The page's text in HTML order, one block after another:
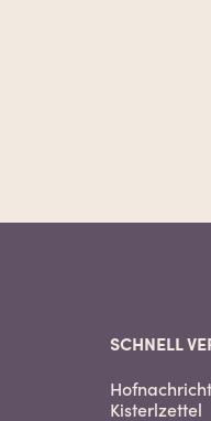
SCHNELL
Kisterlzettel